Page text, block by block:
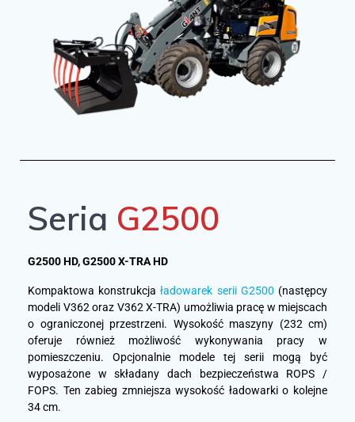
Seria G2500
G2500 HD, G2500 X-TRA HD
Kompaktowa konstrukcjaładowarek serii G2500 (następcy
modeli V362 oraz V362 X-TRA) umożliwia pracę w miejscach
o ograniczonej przestrzeni. Wysokość maszyny (232 cm)
oferuje również możliwość wykonywania pracy w
pomieszczeniu. Opcjonalnie modele tej serii mogą być
wyposażone w składany dach bezpieczeństwa ROPS /
FOPS. Ten zabieg zmniejsza wysokość ładowarki o kolejne
34 cm.